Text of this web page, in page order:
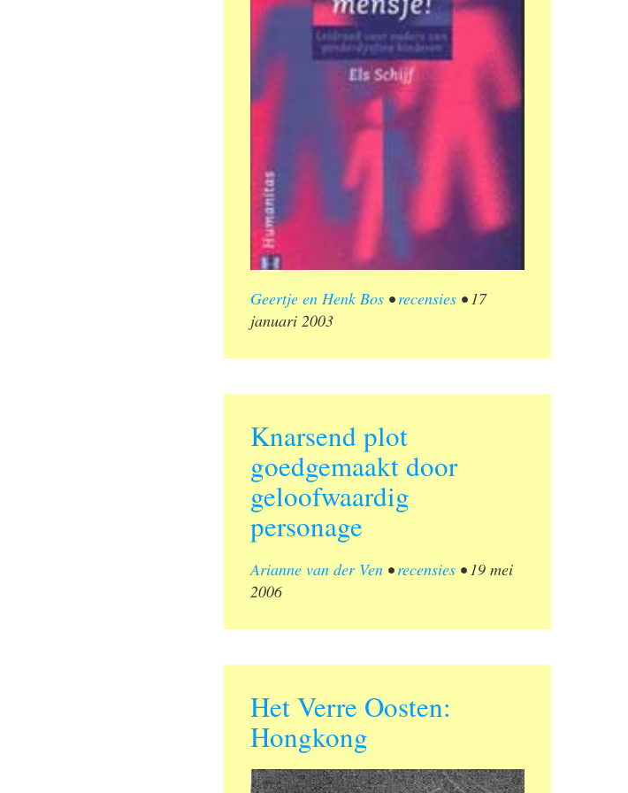
Geertje en Henk Bos •recensies •17
januari 2003
Knarsend plot
goedgemaakt door
geloofwaardig
personage
Arianne van der Ven •recensies •19 mei
2006
Het Verre Oosten:
Hongkong